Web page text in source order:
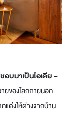
บมาเป็นไอเดีย –
ยของโลกภายนอก
แต่งให้ต่างจากบ้าน